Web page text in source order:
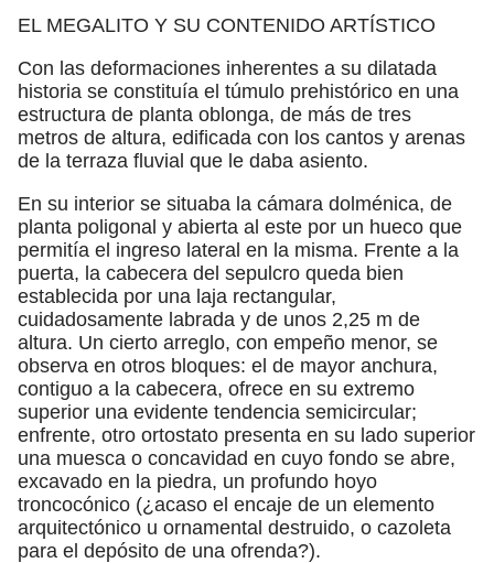
EL MEGALITO Y SU CONTENIDO ARTÍSTICO
Con las deformaciones inherentes a su dilatada
historia se constituía el túmulo prehistórico en una
estructura de planta oblonga, de más de tres
metros de altura, edificada con los cantos y arenas
de la terraza fluvial que le daba asiento.
En su interior se situaba la cámara dolménica, de
planta poligonal y abierta al este por un hueco que
permitía el ingreso lateral en la misma. Frente a la
puerta, la cabecera del sepulcro queda bien
establecida por una laja rectangular,
cuidadosamente labrada y de unos 2,25 m de
altura. Un cierto arreglo, con empeño menor, se
observa en otros bloques: el de mayor anchura,
contiguo a la cabecera, ofrece en su extremo
superior una evidente tendencia semicircular;
enfrente, otro ortostato presenta en su lado superior
una muesca o concavidad en cuyo fondo se abre,
excavado en la piedra, un profundo hoyo
troncocónico (¿acaso el encaje de un elemento
arquitectónico u ornamental destruido, o cazoleta
para el depósito de una ofrenda?).